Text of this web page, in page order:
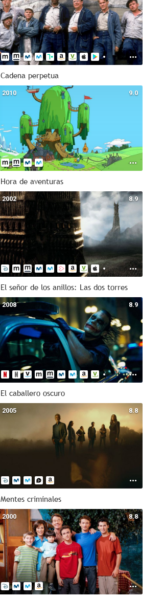
Cadena perpetua
9.0
2010
Hora de aventuras
8.9
2002
El señor de los anillos: Las dos torres
8.9
2008
El caballero oscuro
8.8
2005
Mentes criminales
8.8
2000